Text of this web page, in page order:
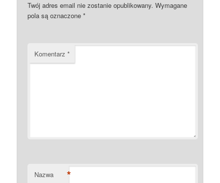
Twój adres email nie zostanie opublikowany. Wymagane
pola są oznaczone*
Komentarz*
Nazwa *